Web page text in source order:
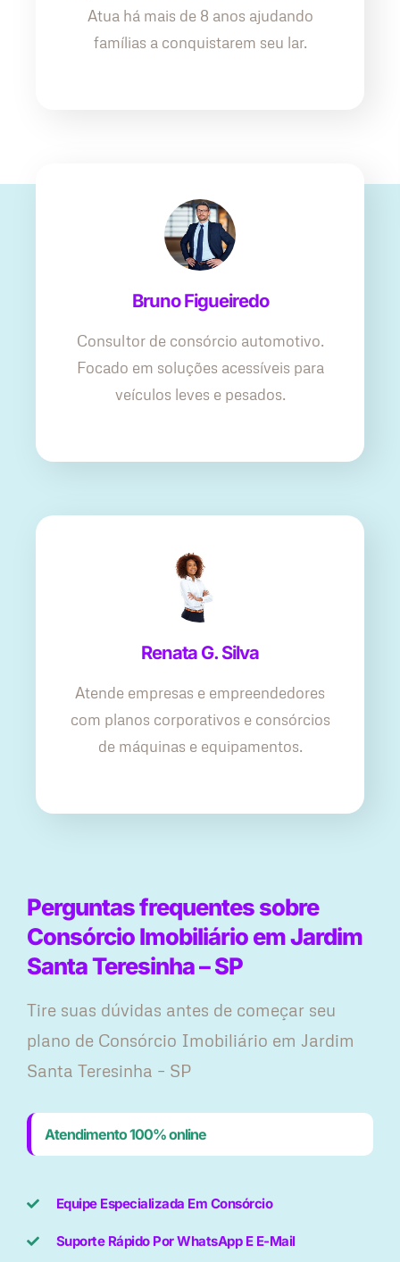
Atua há mais de 8 anos ajudando
famílias a conquistarem seu lar.
Bruno Figueiredo
Consultor de consórcio automotivo.
Focado em soluções acessíveis para
veículos leves e pesados.
Renata G. Silva
Atende empresas e empreendedores
com planos corporativos e consórcios
de máquinas e equipamentos.
Perguntas frequentes sobre
Consórcio Imobiliário em Jardim
Santa Teresinha – SP
Tire suas dúvidas antes de começar seu
plano ​de Consórcio Imobiliário em Jardim
Santa Teresinha – SP
Atendimento 100% online
Equipe Especializada Em Consórcio
Suporte Rápido Por WhatsApp E E-Mail